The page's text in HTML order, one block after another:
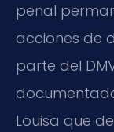
penal
acciones de
parte del
Louisa que